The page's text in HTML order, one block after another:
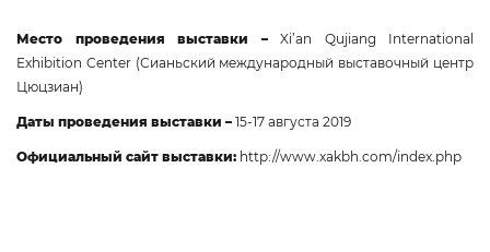
Место проведения выставки – Xi’an Qujiang International
Exhibition Center (Сианьский международный выставочный центр
Цюцзиан)
Даты проведения выставки – 15-17 августа 2019
Официальный сайт выставки: http://www.xakbh.com/index.php